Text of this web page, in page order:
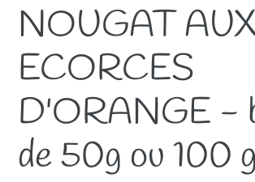
NOUGAT
ECORCES
D'ORANGE -
de 50g ou 100 g